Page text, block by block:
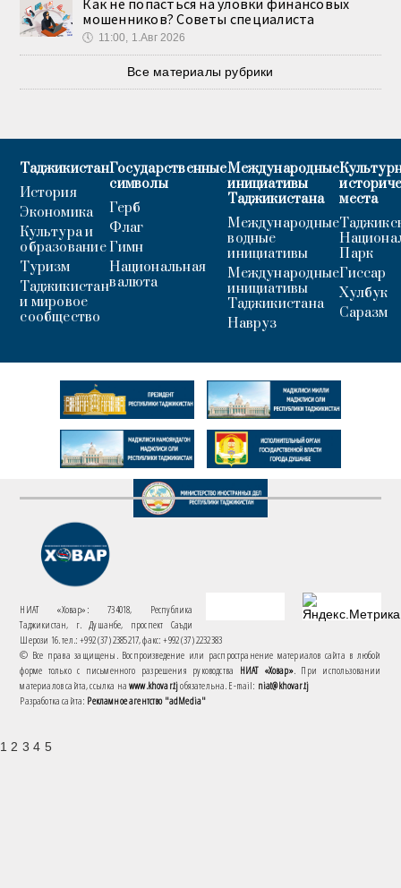
мошенников? Советы специалиста
🕔 11:00, 1.Авг 2026
Все материалы рубрики
Таджикистан
История
Экономика
Культура и
образование
Туризм
Таджикистан
и мировое
сообщество
Государственные
символы
Герб
Флаг
Гимн
Национальная
валюта
Международные
инициативы
Таджикистана
Международные
водные
инициативы
Международные
инициативы
Таджикистана
Навруз
места
Парк
Гиссар
Хулбук
Саразм
НИАТ «Ховар»: 734018, Республика
Таджикистан, г. Душанбе, проспект Саъди
Шерози 16. тел.: +992 (37) 2385217, факс: +992 (37) 2232383
© Все права защищены. Воспроизведение или распространение материалов сайта в любой
форме только с письменного разрешения руководства НИАТ «Ховар». При использовании
материалов сайта, ссылка наwww.khovar.tjобязательна. E-mail: niat@khovar.tj
Разработка сайта: Рекламное агентство "adMedia"
1 2 3 4 5